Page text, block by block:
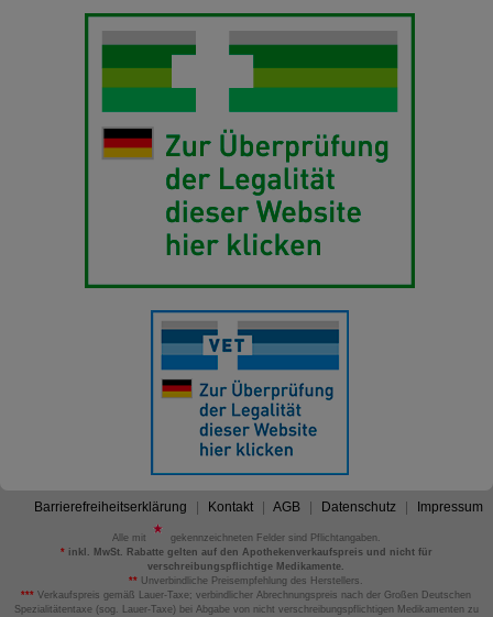
Barrierefreiheitserklärung Kontakt AGB Datenschutz Impressum
Alle mit
gekennzeichneten Felder sind Pflichtangaben.
*inkl. MwSt. Rabatte gelten auf den Apothekenverkaufspreis und nicht für
verschreibungspflichtige Medikamente.
** Unverbindliche Preisempfehlung des Herstellers.
*** Verkaufspreis gemäß Lauer-Taxe; verbindlicher Abrechnungspreis nach der Großen Deutschen
Spezialitätentaxe (sog. Lauer-Taxe) bei Abgabe von nicht verschreibungspflichtigen Medikamenten zu